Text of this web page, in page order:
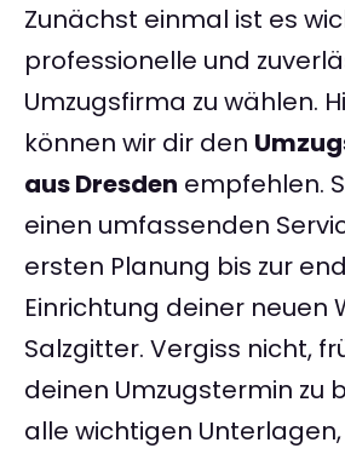
Zunächst einmal ist es
professionelle und
Umzugsfirma zu wählen.
können wir dir den
aus Dresden empfehlen.
einen umfassenden
ersten Planung bis zur
Einrichtung deiner neuen
Salzgitter. Vergiss nicht,
deinen Umzugstermin zu
alle wichtigen Unterlagen,